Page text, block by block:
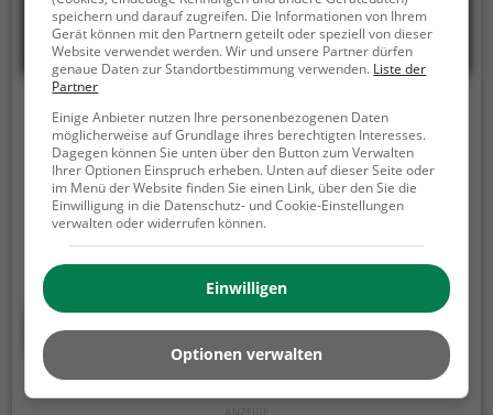
Le Journal Café
Rathausstraße 4, 53879 Euskirchen
Im Le Journal Café in Euskirchen kann man in
gemütlicher Atmosphäre das vielfältige Angebot an
Kaffee, Kuchen, Frühstück, Brunch und Cocktails
genießen. Hier kann man in den Tag starten und sich
verwöhnen lassen, egal ob man französische,
mediterrane oder europäische Küche bevorzugt.
Besonders für Vegetarier gibt es eine große Auswahl
an köstlichen Gerichten. Tauche ein in die Welt des
Genusses und lass dich von der Vielfalt des Café Le
Mehr erfahren
speichern und darauf zugreifen. Die Informationen von Ihrem
Gerät können mit den Partnern geteilt oder speziell von dieser
Website verwendet werden. Wir und unsere Partner dürfen
genaue Daten zur Standortbestimmung verwenden. Liste der
Partner
Einige Anbieter nutzen Ihre personenbezogenen Daten
möglicherweise auf Grundlage ihres berechtigten Interesses.
Dagegen können Sie unten über den Button zum Verwalten
Ihrer Optionen Einspruch erheben. Unten auf dieser Seite oder
im Menü der Website finden Sie einen Link, über den Sie die
Einwilligung in die Datenschutz- und Cookie-Einstellungen
verwalten oder widerrufen können.
Einwilligen
Optionen verwalten